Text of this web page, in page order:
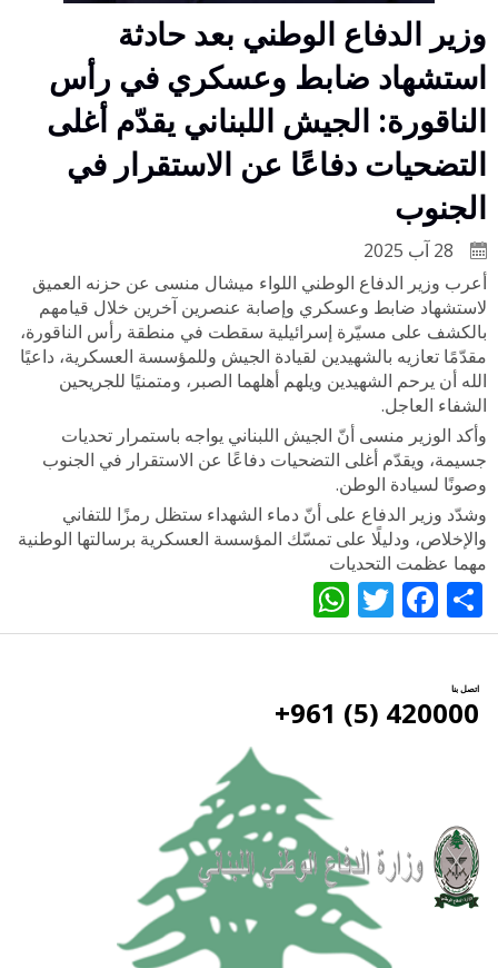
وزير الدفاع الوطني بعد حادثة
استشهاد ضابط وعسكري في رأس
الناقورة: الجيش اللبناني يقدّم أغلى
التضحيات دفاعًا عن الاستقرار في
الجنوب
أعرب وزير الدفاع الوطني اللواء ميشال منسى عن حزنه العميق
لاستشهاد ضابط وعسكري وإصابة عنصرين آخرين خلال قيامهم
بالكشف على مسيّرة إسرائيلية سقطت في منطقة رأس الناقورة،
مقدّمًا تعازيه بالشهيدين لقيادة الجيش وللمؤسسة العسكرية، داعيًا
الله أن يرحم الشهيدين ويلهم أهلهما الصبر، ومتمنيًا للجريحين
الشفاء العاجل.
وأكد الوزير منسى أنّ الجيش اللبناني يواجه باستمرار تحديات
جسيمة، ويقدّم أغلى التضحيات دفاعًا عن الاستقرار في الجنوب
وصونًا لسيادة الوطن.
وشدّد وزير الدفاع على أنّ دماء الشهداء ستظل رمزًا للتفاني
والإخلاص، ودليلًا على تمسّك المؤسسة العسكرية برسالتها الوطنية
مهما عظمت التحديات
Share
Facebook
Twitter
اتصل بنا
420000 (5) 961+